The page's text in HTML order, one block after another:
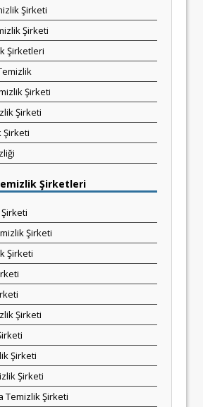
Şirketi
Şirketi
Şirketleri
Şirketi
Şirketi
Şirketi
Şirketleri
Şirketi
Şirketi
Şirketi
Şirketi
Şirketi
Temizlik Şirketi